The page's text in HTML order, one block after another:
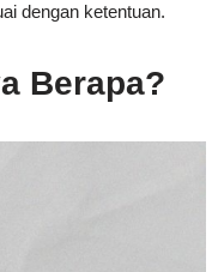
dengan ketentuan.
Berapa?